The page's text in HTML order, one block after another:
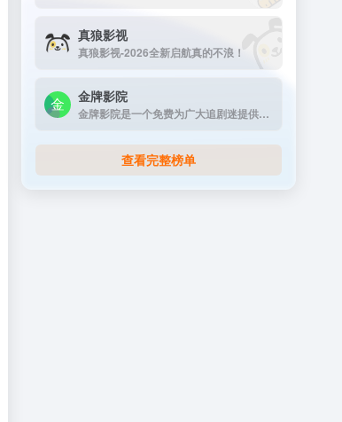
真狼影视
真狼影视-2026全新启航真的不浪！
金牌影院
金牌影院是一个免费为广大追剧迷提供在线播放的影视站，涵盖大量免费的VIP电视剧资源、最新上映大片、好看的综艺节目及动漫视频，是一个播放速度快，资源多的免费影视网站
查看完整榜单